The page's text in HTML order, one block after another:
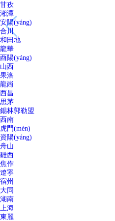
甘孜
湘潭
安陽(yáng)
合川
和田地
龍華
酉陽(yáng)
山西
果洛
龍崗
西昌
思茅
錫林郭勒盟
西南
虎門(mén)
資陽(yáng)
舟山
雞西
焦作
遼寧
宿州
大同
湖南
上海
東麗